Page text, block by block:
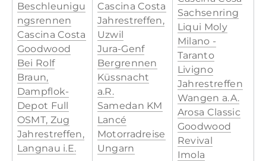
Beschleunigu
ngsrennen
Cascina Costa
Goodwood
Bei Rolf
Braun,
Dampflok-
Depot Full
OSMT, Zug
Jahrestreffen,
Langnau i.E.
Cascina Costa
Jahrestreffen,
Uzwil
Jura-Genf
Bergrennen
Küssnacht
a.R.
Samedan KM
Lancé
Motorradreise
Ungarn
Sachsenring
Liqui Moly
Milano -
Taranto
Livigno
Jahrestreffen
Wangen a.A.
Arosa Classic
Goodwood
Revival
Imola